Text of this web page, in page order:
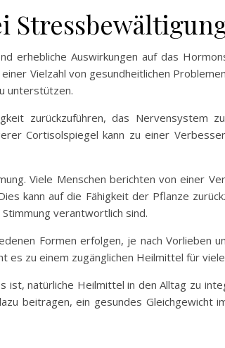
Auswirkungen auf das
Vielzahl von gesundheitlichen
unterstützen.
zurückzuführen, das Nervensystem
Cortisolspiegel kann zu einer
Viele Menschen berichten von einer
kann auf die Fähigkeit der Pflanze
verantwortlich sind.
Formen erfolgen, je nach Vorlieben
es zu einem zugänglichen Heilmittel für
natürliche Heilmittel in den Alltag zu
beitragen, ein gesundes Gleichgewicht